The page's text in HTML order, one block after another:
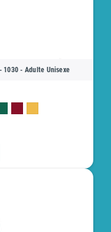
1030 - Adulte Unisexe